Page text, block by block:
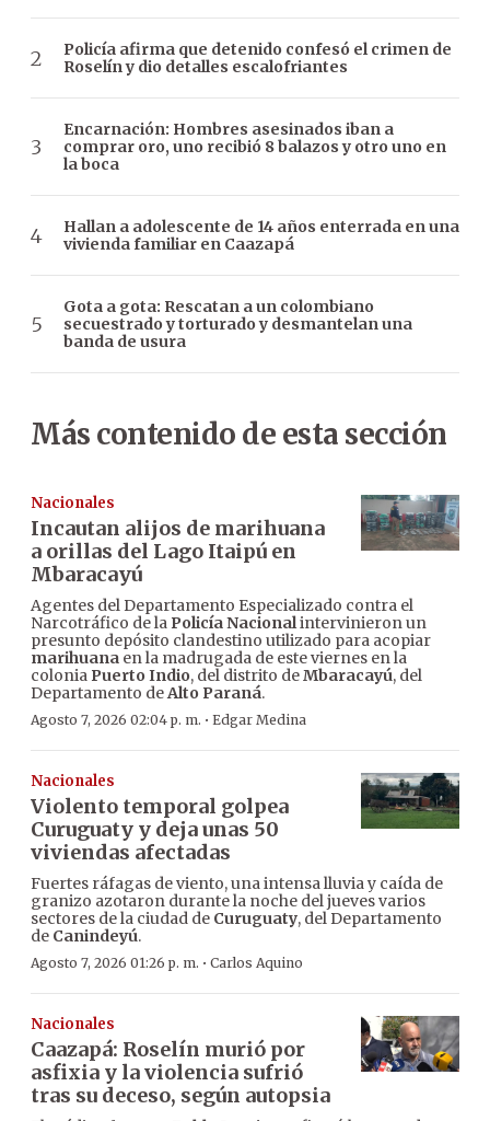
Policía afirma que detenido confesó el crimen de
Roselín y dio detalles escalofriantes
Encarnación: Hombres asesinados iban a
comprar oro, uno recibió 8 balazos y otro uno en
la boca
Hallan a adolescente de 14 años enterrada en una
vivienda familiar en Caazapá
Gota a gota: Rescatan a un colombiano
secuestrado y torturado y desmantelan una
banda de usura
Más contenido de esta sección
Nacionales
Incautan alijos de marihuana
a orillas del Lago Itaipú en
Mbaracayú
Agentes del Departamento Especializado contra el
Narcotráfico de la Policía Nacionalintervinieron un
presunto depósito clandestino utilizado para acopiar
marihuana en la madrugada de este viernes en la
colonia Puerto Indio, del distrito deMbaracayú, del
Departamento deAlto Paraná.
Agosto 7, 2026 02:04 p. m. · Edgar Medina
Nacionales
Violento temporal golpea
Curuguaty y deja unas 50
viviendas afectadas
Fuertes ráfagas de viento, una intensa lluvia y caída de
granizo azotaron durante la noche del jueves varios
sectores de la ciudad de Curuguaty, del Departamento
de Canindeyú.
Agosto 7, 2026 01:26 p. m. · Carlos Aquino
Nacionales
Caazapá: Roselín murió por
asfixia y la violencia sufrió
tras su deceso, según autopsia